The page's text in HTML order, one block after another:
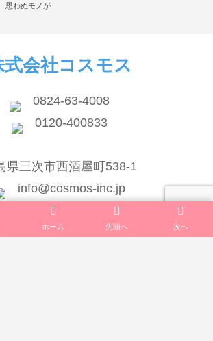
思わぬモノが
式会社コスモス
0824-63-4008
0120-400833
県三次市西酒屋町538-1
info@cosmos-inc.jp
ホーム 先頭へ 次へ